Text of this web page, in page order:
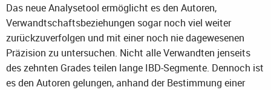
Das neue Analysetool ermöglicht es den Autoren,
Verwandtschaftsbeziehungen sogar noch viel weiter
zurückzuverfolgen und mit einer noch nie dagewesenen
Präzision zu untersuchen. Nicht alle Verwandten jenseits
des zehnten Grades teilen lange IBD-Segmente. Dennoch ist
es den Autoren gelungen, anhand der Bestimmung einer